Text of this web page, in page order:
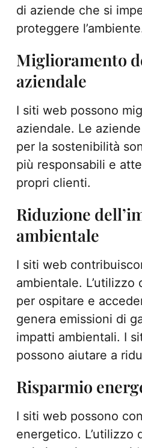
di aziende che si
proteggere
Miglioramento
aziendale
I siti web possono
aziendale. Le
per la sostenibilità
più responsabili e
propri clienti.
Riduzione
ambientale
I siti web
ambientale.
per ospitare e
genera emissioni di
impatti ambientali. I
possono aiutare a
Risparmio
I siti web possono
energetico. L’utilizzo